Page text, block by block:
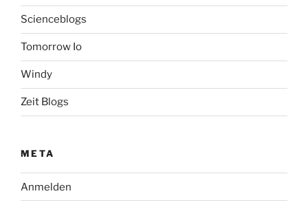
Scienceblogs
Tomorrow Io
Windy
Zeit Blogs
META
Anmelden